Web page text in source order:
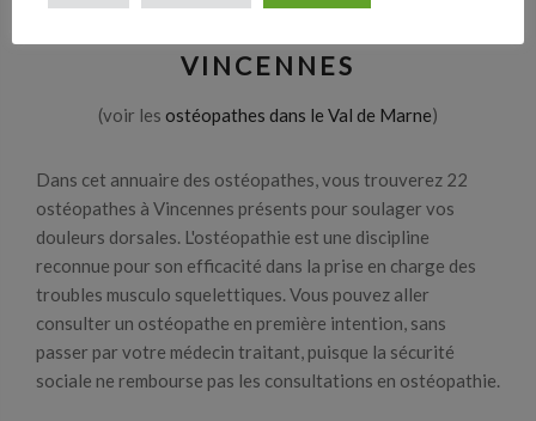
VINCENNES
(voir les ostéopathes dans le Val de Marne)
Dans cet annuaire des ostéopathes, vous trouverez 22
ostéopathes à Vincennes présents pour soulager vos
douleurs dorsales. L'ostéopathie est une discipline
reconnue pour son efficacité dans la prise en charge des
troubles musculo squelettiques. Vous pouvez aller
consulter un ostéopathe en première intention, sans
passer par votre médecin traitant, puisque la sécurité
sociale ne rembourse pas les consultations en ostéopathie.